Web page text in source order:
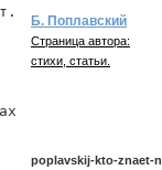
Б. Поплавский
Страница автора:
стихи, статьи.
poplavskij-kto-znaet-